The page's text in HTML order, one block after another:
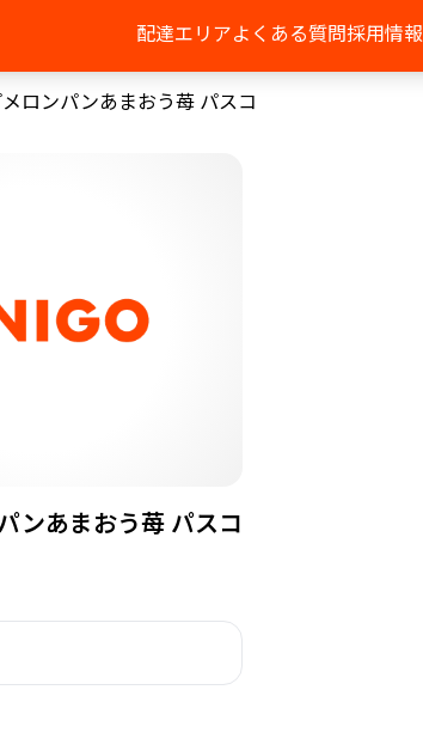
配達エリアよくある質問採用情報
ロンパンあまおう苺 パスコ
ンあまおう苺 パスコ